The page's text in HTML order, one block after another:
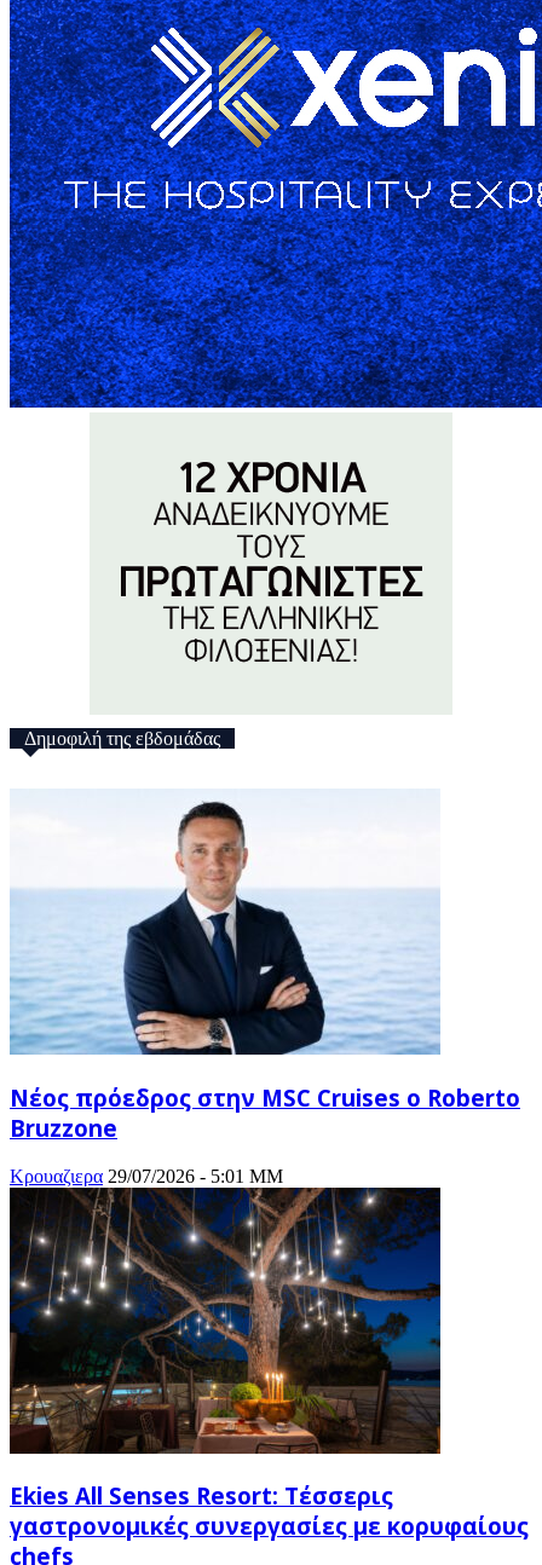
Δημοφιλή της εβδομάδας
Νέος πρόεδρος στην MSC Cruises ο Roberto
Bruzzone
Κρουαζιερα 29/07/2026 - 5:01 ΜΜ
Ekies All Senses Resort: Τέσσερις
γαστρονομικές συνεργασίες με κορυφαίους
chefs